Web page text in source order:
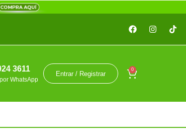
3611
WhatsApp
Entrar / Registrar
0